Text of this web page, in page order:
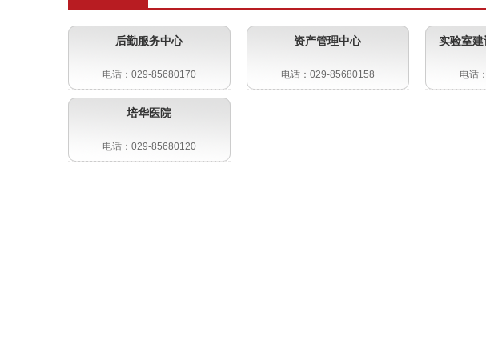
后勤服务中心
电话：029-85680170
资产管理中心
电话：029-85680158
实验室
电话
培华医院
电话：029-85680120